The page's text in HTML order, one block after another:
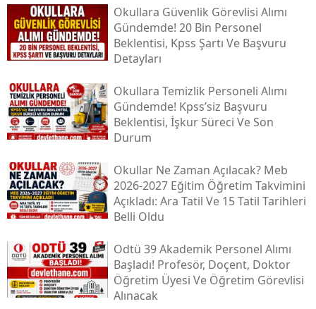
Okullara Güvenlik Görevlisi Alımı
Gündemde! 20 Bin Personel
Beklentisi, Kpss Şartı Ve Başvuru
Detayları
Okullara Temizlik Personeli Alımı
Gündemde! Kpss’siz Başvuru
Beklentisi, İşkur Süreci Ve Son
Durum
Okullar Ne Zaman Açılacak? Meb
2026-2027 Eğitim Öğretim Takvimini
Açıkladı: Ara Tatil Ve 15 Tatil Tarihleri
Belli Oldu
Odtü 39 Akademik Personel Alımı
Başladı! Profesör, Doçent, Doktor
Öğretim Üyesi Ve Öğretim Görevlisi
Alınacak